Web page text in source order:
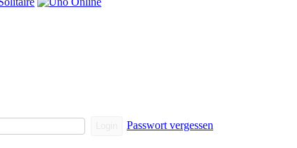
Passwort vergessen